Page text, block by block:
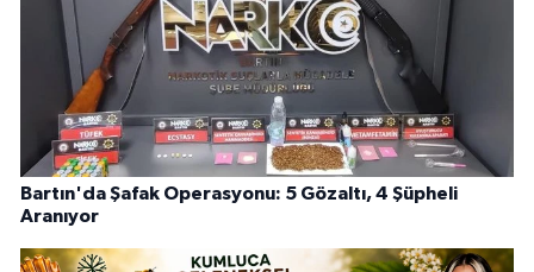
Bartın'da Şafak Operasyonu: 5 Gözaltı, 4 Şüpheli
Aranıyor